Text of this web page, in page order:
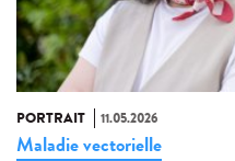
PORTRAIT 11.05.2026
Maladie vectorielle